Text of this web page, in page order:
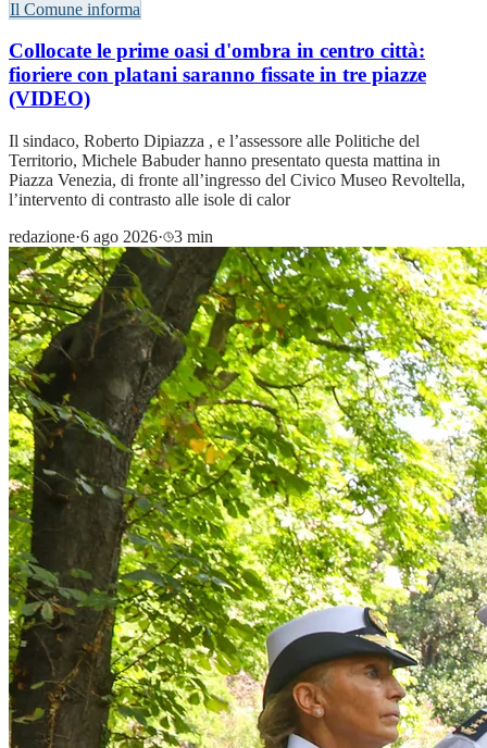
Il Comune informa
Collocate le prime oasi d'ombra in centro città:
fioriere con platani saranno fissate in tre piazze
(VIDEO)
Il sindaco, Roberto Dipiazza , e l’assessore alle Politiche del
Territorio, Michele Babuder hanno presentato questa mattina in
Piazza Venezia, di fronte all’ingresso del Civico Museo Revoltella,
l’intervento di contrasto alle isole di calor
redazione·6 ago 2026· 3 min